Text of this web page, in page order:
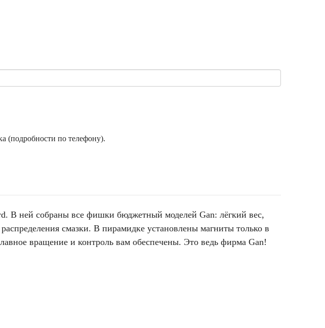
(подробности по телефону).
В ней собраны все фишки бюджетный моделей Gan: лёгкий вес,
смазки. В пирамидке установлены магниты только в
вращение и контроль вам обеспечены. Это ведь фирма Gan!